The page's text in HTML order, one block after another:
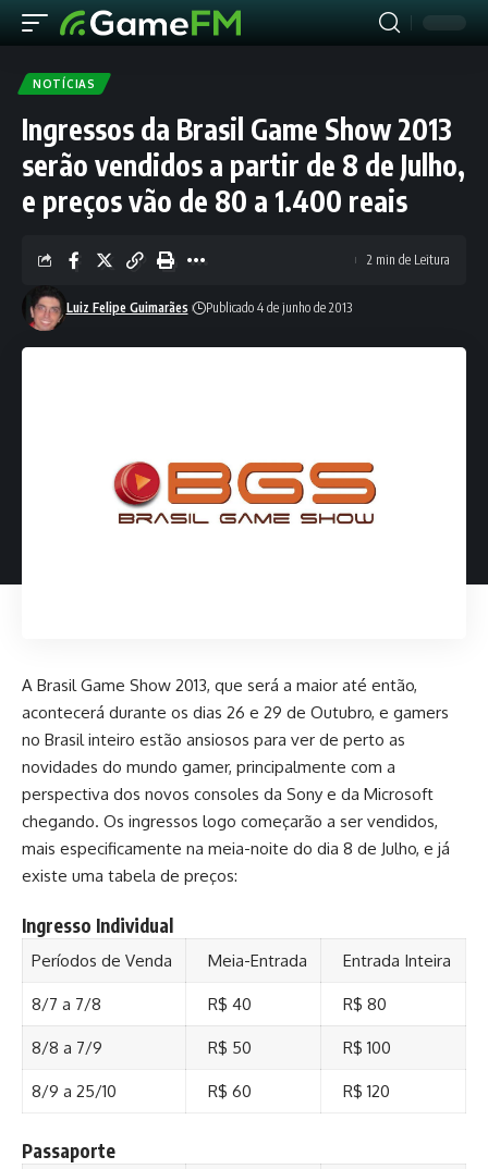
NOTÍCIAS
Ingressos da Brasil Game Show 2013
serão vendidos a partir de 8 de Julho,
e preços vão de 80 a 1.400 reais
Luiz Felipe Guimarães Publicado 4 de junho de 2013
2 min de Leitura
A Brasil Game Show 2013, que será a maior até então,
acontecerá durante os dias 26 e 29 de Outubro, e gamers
no Brasil inteiro estão ansiosos para ver de perto as
novidades do mundo gamer, principalmente com a
perspectiva dos novos consoles da Sony e da Microsoft
chegando. Os ingressos logo começarão a ser vendidos,
mais especificamente na meia-noite do dia 8 de Julho, e já
existe uma tabela de preços:
Ingresso Individual
Períodos de Venda Meia-Entrada Entrada Inteira
8/7 a 7/8 R$ 40 R$ 80
8/8 a 7/9 R$ 50 R$ 100
8/9 a 25/10 R$ 60 R$ 120
Passaporte